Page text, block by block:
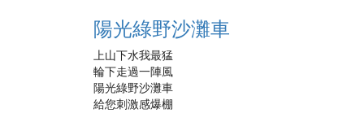
陽光綠野沙灘車
上山下水我最猛
輪下走過一陣風
陽光綠野沙灘車
給您刺激感爆棚